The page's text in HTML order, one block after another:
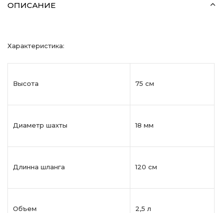
ОПИСАНИЕ
Характеристика:
Высота 75 см
Диаметр шахты 18 мм
Длинна шланга 120 см
Объем 2,5 л